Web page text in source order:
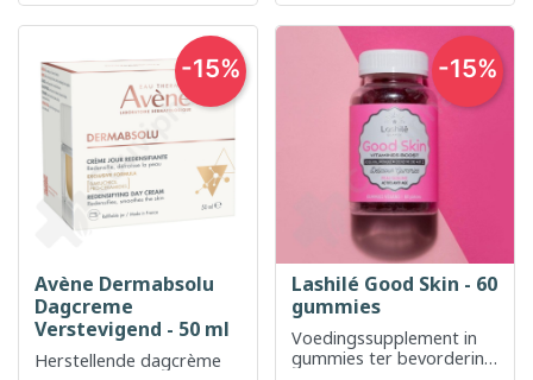
Avène Dermabsolu
Dagcreme
Verstevigend - 50 ml
Herstellende dagcrème
-15%
Lashilé Good Skin - 60
gummies
Voedingssupplement in
gummies ter bevordering
-15%